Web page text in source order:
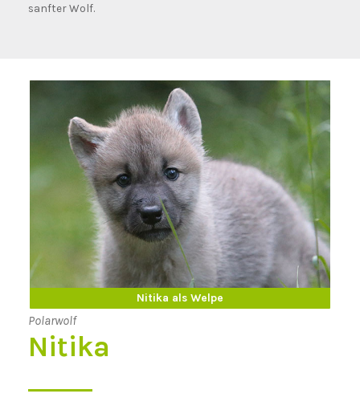
sanfter Wolf.
Nitika als Welpe
Nitika erwachsen
Polarwolf
Nitika